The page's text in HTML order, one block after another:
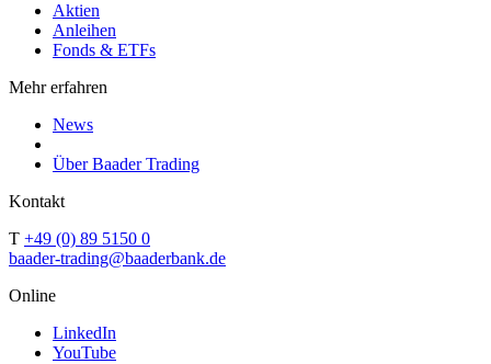
Aktien
Anleihen
Fonds & ETFs
Mehr erfahren
News
Über Baader Trading
Kontakt
T +49 (0) 89 5150 0
baader-trading@baaderbank.de
Online
LinkedIn
YouTube